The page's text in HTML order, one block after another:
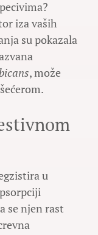
iza vaših
su pokazala
, može
u
se njen rast